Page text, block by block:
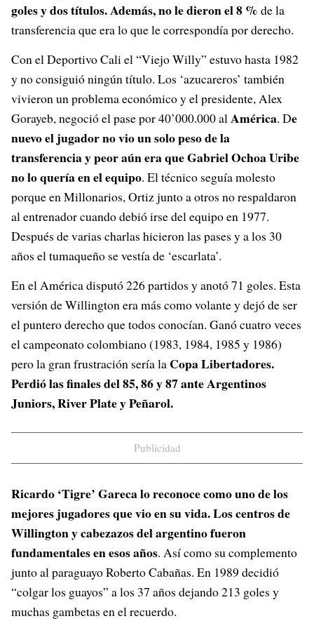
goles y dos títulos. Además,no le dieron el 8 % de la
transferencia que era lo que le correspondía por derecho.
Con el Deportivo Cali el “Viejo Willy” estuvo hasta 1982
y no consiguió ningún título. Los ‘azucareros’ también
vivieron un problema económico y el presidente, Alex
Gorayeb, negoció el pase por 40’000.000 alAmérica. De
nuevo el jugador no vio un solo peso de la
transferencia y peor aún era que Gabriel Ochoa Uribe
no lo quería en el equipo. El técnico seguía molesto
porque en Millonarios, Ortiz junto a otros no respaldaron
al entrenador cuando debió irse del equipo en 1977.
Después de varias charlas hicieron las pases y a los 30
años el tumaqueño se vestía de ‘escarlata’.
En el América disputó 226 partidos y anotó 71 goles. Esta
versión de Willington era más como volante y dejó de ser
el puntero derecho que todos conocían. Ganó cuatro veces
el campeonato colombiano (1983, 1984, 1985 y 1986)
pero la gran frustración sería la Copa Libertadores.
Perdió las finales del 85, 86 y 87 ante Argentinos
Juniors, River Plate y Peñarol.
Publicidad
Ricardo ‘Tigre’ Gareca lo reconoce como uno de los
mejores jugadores que vio en su vida. Los centros de
Willington y cabezazos del argentino fueron
fundamentales en esos años. Así como su complemento
junto al paraguayo Roberto Cabañas. En 1989 decidió
“colgar los guayos” a los 37 años dejando 213 goles y
muchas gambetas en el recuerdo.